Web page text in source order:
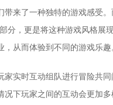
带来了一种独特的游戏感受
分，更是将这种游戏风格展
从而体验到不同的游戏乐趣
家实时互动组队进行冒险共
况下玩家之间的互动会更加多